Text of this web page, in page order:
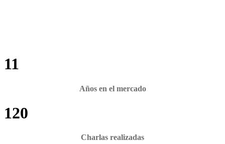
11
Años en el mercado
120
Charlas realizadas